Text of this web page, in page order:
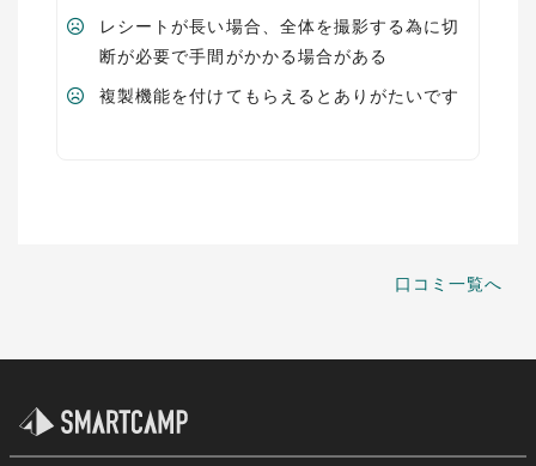
レシートが長い場合、全体を撮影する為に切
断が必要で手間がかかる場合がある
複製機能を付けてもらえるとありがたいです
口コミ一覧へ